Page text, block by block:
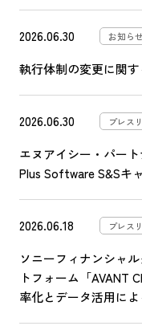
2026.06.30 お知ら
執行体制の変更に関
2026.06.30 プレス
エヌアイシー・パー
Plus Software S&Sキ
2026.06.18 プレス
ソニーフィナンシャ
トフォーム「
率化とデータ活用に